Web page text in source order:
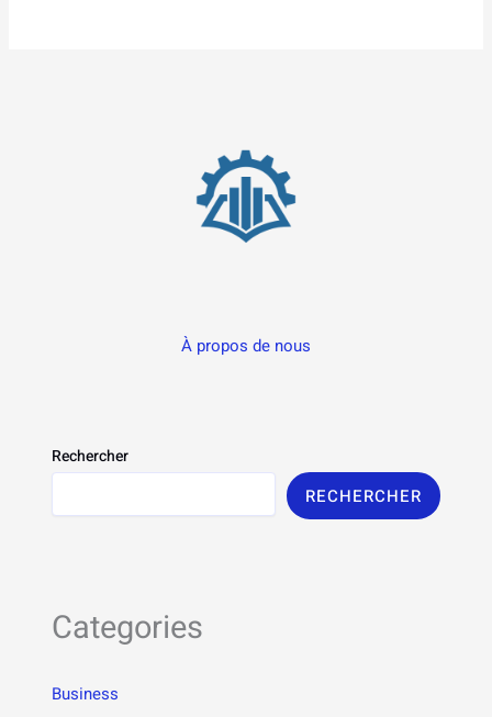
À propos de nous
Rechercher
RECHERCHER
Categories
Business